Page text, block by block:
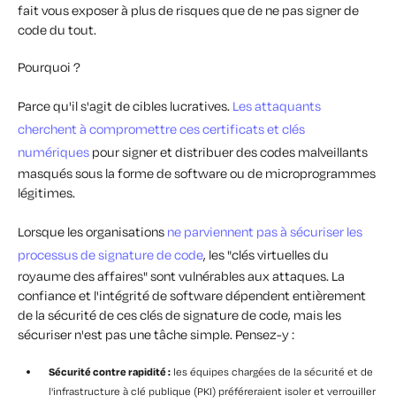
fait vous exposer à plus de risques que de ne pas signer de
code du tout.
Pourquoi ?
Parce qu'il s'agit de cibles lucratives. Les attaquants
cherchent à compromettre ces certificats et clés
numériques pour signer et distribuer des codes malveillants
masqués sous la forme de software ou de microprogrammes
légitimes.
Lorsque les organisations ne parviennent pas à sécuriser les
processus de signature de code, les "clés virtuelles du
royaume des affaires" sont vulnérables aux attaques. La
confiance et l'intégrité de software dépendent entièrement
de la sécurité de ces clés de signature de code, mais les
sécuriser n'est pas une tâche simple. Pensez-y :
Sécurité contre rapidité : les équipes chargées de la sécurité et de
l'infrastructure à clé publique (PKI) préféreraient isoler et verrouiller